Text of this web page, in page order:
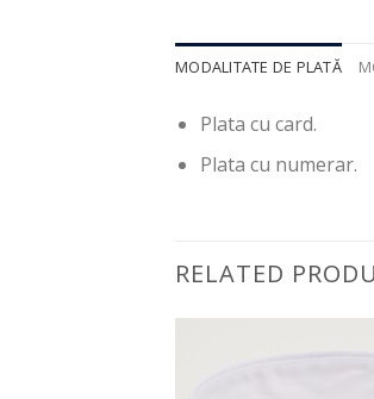
MODALITATE DE PLATĂ
Plata cu card.
Plata cu numerar.
RELATED